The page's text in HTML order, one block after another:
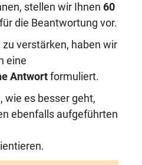
stellen wir Ihnen 60
für die Beantwortung vor.
verstärken, haben wir
eine
Antwort formuliert.
wie es besser geht,
ebenfalls aufgeführten